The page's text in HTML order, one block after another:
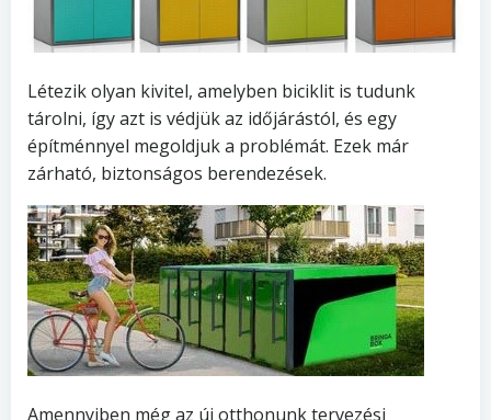
Létezik olyan kivitel, amelyben biciklit is tudunk
tárolni, így azt is védjük az időjárástól, és egy
építménnyel megoldjuk a problémát. Ezek már
zárható, biztonságos berendezések.
Amennyiben még az új otthonunk tervezési